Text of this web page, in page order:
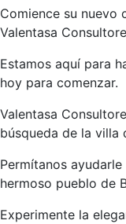
Comience su nuevo
Valentasa
Estamos aquí para
hoy para comenzar.
Valentasa
búsqueda de la villa
Permítanos
hermoso pueblo de
Experimente la